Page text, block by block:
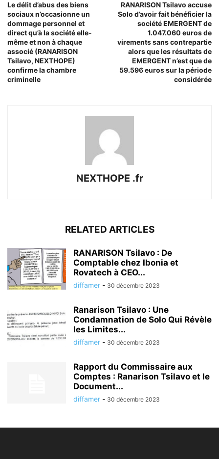
Le délit d’abus des biens
sociaux n’occasionne un
dommage personnel et
direct qu’à la société elle-
même et non à chaque
associé (RANARISON
Tsilavo, NEXTHOPE)
confirme la chambre
criminelle
RANARISON Tsilavo accuse
Solo d’avoir fait bénéficier la
société EMERGENT de
1.047.060 euros de
virements sans contrepartie
alors que les résultats de
EMERGENT n’est que de
59.596 euros sur la période
considérée
NEXTHOPE .fr
RELATED ARTICLES
RANARISON Tsilavo : De
Comptable chez Ibonia et
Rovatech à CEO...
diffamer - 30 décembre 2023
Ranarison Tsilavo : Une
Condamnation de Solo Qui Révèle
les Limites...
diffamer - 30 décembre 2023
Rapport du Commissaire aux
Comptes : Ranarison Tsilavo et le
Document...
diffamer - 30 décembre 2023